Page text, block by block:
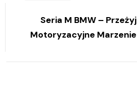
Seria M BMW – Przeżyj
Motoryzacyjne Marzenie